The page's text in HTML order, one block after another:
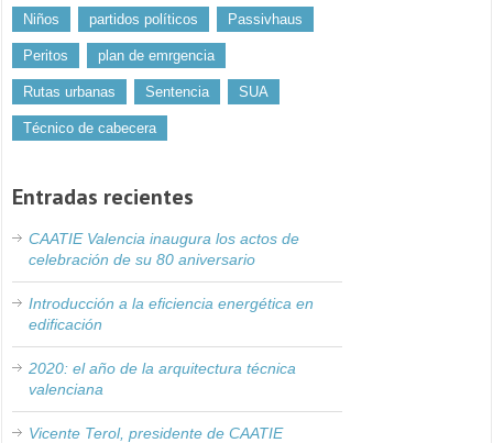
Niños partidos políticos Passivhaus
Peritos plan de emrgencia
Rutas urbanas Sentencia SUA
Técnico de cabecera
Entradas recientes
CAATIE Valencia inaugura los actos de
celebración de su 80 aniversario
Introducción a la eficiencia energética en
edificación
2020: el año de la arquitectura técnica
valenciana
Vicente Terol, presidente de CAATIE